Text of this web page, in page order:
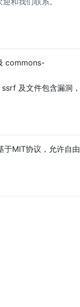
commons-
及文件包含漏洞，
于MIT协议，允许自由